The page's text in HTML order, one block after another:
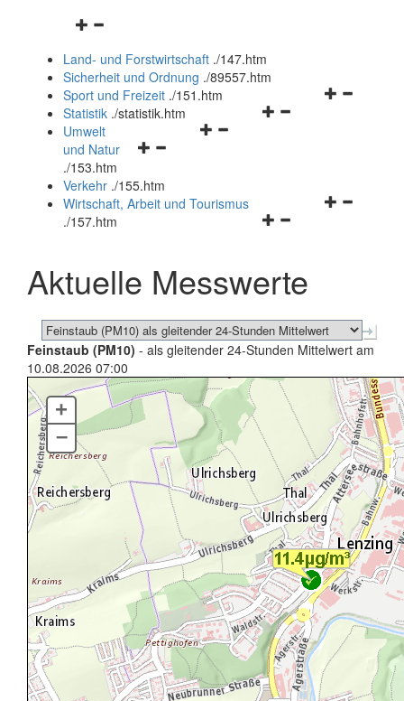
Navigationsmenü
und
schließen
Land- und Forstwirtschaft ./147.htm
Sicherheit und Ordnung ./89557.htm
Navigationsmenü
Sport und Freizeit ./151.htm
Navigationsmenü
Statistik ./statistik.htm
Navigationsmenü
und
schließen
Umwelt
und Natur
./153.htm
Verkehr ./155.htm
Navigationsmenü
schließen
Wirtschaft, Arbeit und Tourismus
./157.htm
Aktuelle Messwerte
Feinstaub (PM10) - als gleitender 24-Stunden Mittelwert am
10.08.2026 07:00
+
–